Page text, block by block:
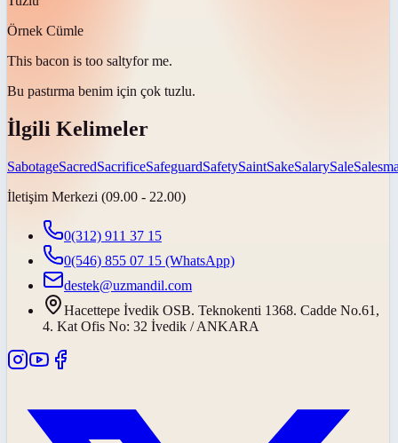
Örnek Cümle
This bacon is too saltyfor me.
Bu pastırma benim için çok tuzlu.
İlgili Kelimeler
SabotageSacredSacrificeSafeguardSafetySaintSakeSalarySale
İletişim Merkezi (09.00 - 22.00)
0(312) 911 37 15
0(546) 855 07 15 (WhatsApp)
destek@uzmandil.com
Hacettepe İvedik OSB. Teknokenti 1368. Cadde No.61,
4. Kat Ofis No: 32 İvedik / ANKARA